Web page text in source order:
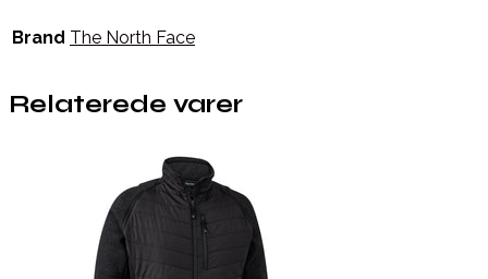
Brand The North Face
Relaterede varer